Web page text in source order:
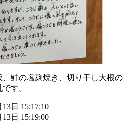
鮭の塩麹焼き、切り干し大根の
す。
日 15:17:10
日 15:19:00